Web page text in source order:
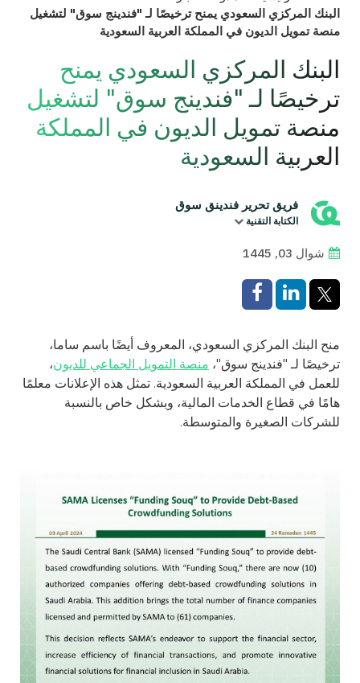
البنك المركزي السعودي يمنح ترخيصًا لـ "فندينج سوق" لتشغيل
منصة تمويل الديون في المملكة العربية السعودية
البنك المركزي السعودي يمنح
ترخيصًا لـ "فندينج سوق" لتشغيل
منصة تمويل الديون في المملكة
العربية السعودية
فريق تحرير فندينق سوق
الكتابة التقنية
شوال 03, 1445
منح البنك المركزي السعودي، المعروف أيضًا باسم ساما،
ترخيصًا لـ "فندينج سوق"، منصة التمويل الجماعي للديون،
للعمل في المملكة العربية السعودية. تمثل هذه الإعلانات معلمًا
هامًا في قطاع الخدمات المالية، وبشكل خاص بالنسبة
للشركات الصغيرة والمتوسطة.